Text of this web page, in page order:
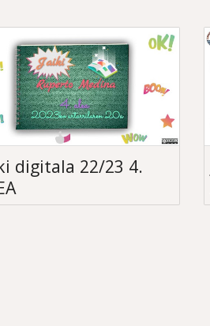
digitala 22/23 4.